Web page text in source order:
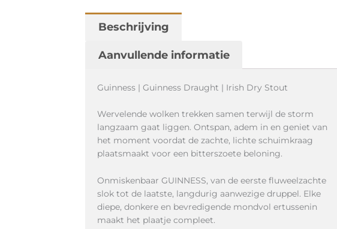
Beschrijving
Aanvullende informatie
Guinness | Guinness Draught | Irish Dry Stout
Wervelende wolken trekken samen terwijl de storm
langzaam gaat liggen. Ontspan, adem in en geniet van
het moment voordat de zachte, lichte schuimkraag
plaatsmaakt voor een bitterszoete beloning.
Onmiskenbaar GUINNESS, van de eerste fluweelzachte
slok tot de laatste, langdurig aanwezige druppel. Elke
diepe, donkere en bevredigende mondvol ertussenin
maakt het plaatje compleet.